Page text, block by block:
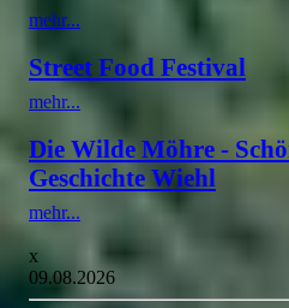
mehr...
Street Food Festival
mehr...
Die Wilde Möhre -
Geschichte Wiehl
mehr...
x
09.08.2026